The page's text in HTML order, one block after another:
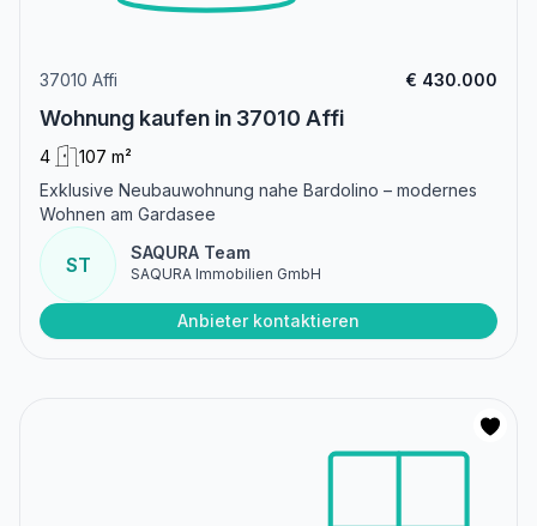
37010 Affi € 430.000
Wohnung kaufen in 37010 Affi
4
107 m²
Exklusive Neubauwohnung nahe Bardolino – modernes
Wohnen am Gardasee
ST
SAQURA Team
SAQURA Immobilien GmbH
Anbieter kontaktieren